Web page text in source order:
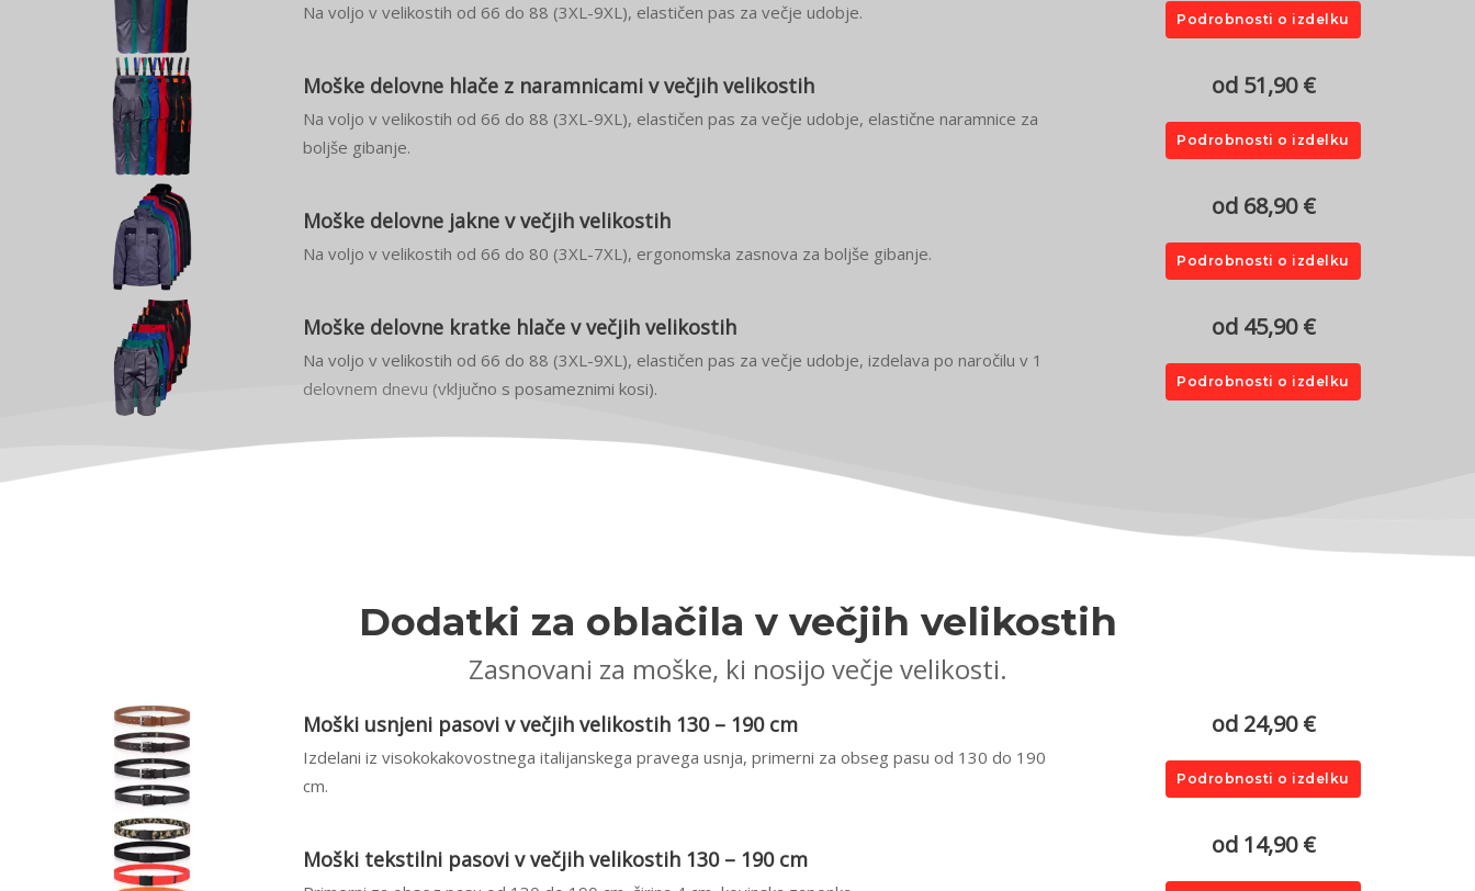
Na voljo v velikostih od 66 do 88 (3XL-9XL), elastičen pas za večje udobje. Podrobnosti o izdelku
Moške delovne hlače z naramnicami v večjih velikostih
Na voljo v velikostih od 66 do 88 (3XL-9XL), elastičen pas za večje udobje, elastične naramnice za
boljše gibanje.
od 51,90 €
Podrobnosti o izdelku
Moške delovne jakne v večjih velikostih
Na voljo v velikostih od 66 do 80 (3XL-7XL), ergonomska zasnova za boljše gibanje.
od 68,90 €
Podrobnosti o izdelku
Moške delovne kratke hlače v večjih velikostih
Na voljo v velikostih od 66 do 88 (3XL-9XL), elastičen pas za večje udobje, izdelava po naročilu v 1
delovnem dnevu (vključno s posameznimi kosi).
od 45,90 €
Podrobnosti o izdelku
Dodatki za oblačila v večjih velikostih
Zasnovani za moške, ki nosijo večje velikosti.
Moški usnjeni pasovi v večjih velikostih 130 – 190 cm
Izdelani iz visokokakovostnega italijanskega pravega usnja, primerni za obseg pasu od 130 do 190
cm.
od 24,90 €
Podrobnosti o izdelku
Moški tekstilni pasovi v večjih velikostih 130 – 190 cm od 14,90 €